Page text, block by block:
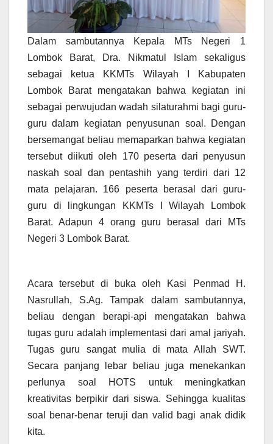
Dalam sambutannya Kepala MTs Negeri 1
Lombok Barat, Dra. Nikmatul Islam sekaligus
sebagai ketua KKMTs Wilayah I Kabupaten
Lombok Barat mengatakan bahwa kegiatan ini
sebagai perwujudan wadah silaturahmi bagi guru-
guru dalam kegiatan penyusunan soal. Dengan
bersemangat beliau memaparkan bahwa kegiatan
tersebut diikuti oleh 170 peserta dari penyusun
naskah soal dan pentashih yang terdiri dari 12
mata pelajaran. 166 peserta berasal dari guru-
guru di lingkungan KKMTs I Wilayah Lombok
Barat. Adapun 4 orang guru berasal dari MTs
Negeri 3 Lombok Barat.
Acara tersebut di buka oleh Kasi Penmad H.
Nasrullah, S.Ag. Tampak dalam sambutannya,
beliau dengan berapi-api mengatakan bahwa
tugas guru adalah implementasi dari amal jariyah.
Tugas guru sangat mulia di mata Allah SWT.
Secara panjang lebar beliau juga menekankan
perlunya soal HOTS untuk meningkatkan
kreativitas berpikir dari siswa. Sehingga kualitas
soal benar-benar teruji dan valid bagi anak didik
kita.